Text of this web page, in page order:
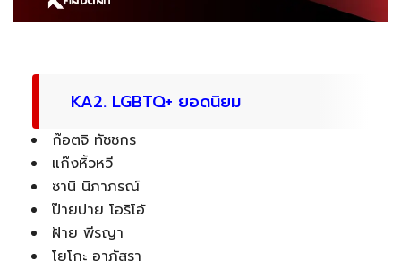
KA2. LGBTQ+ ยอดนิยม
ก๊อตจิ ทัชชกร
แก๊งหิ้วหวี
ซานิ นิภาภรณ์
ป๊ายปาย โอริโอ้
ฝ้าย พีรญา
โยโกะ อาภัสรา